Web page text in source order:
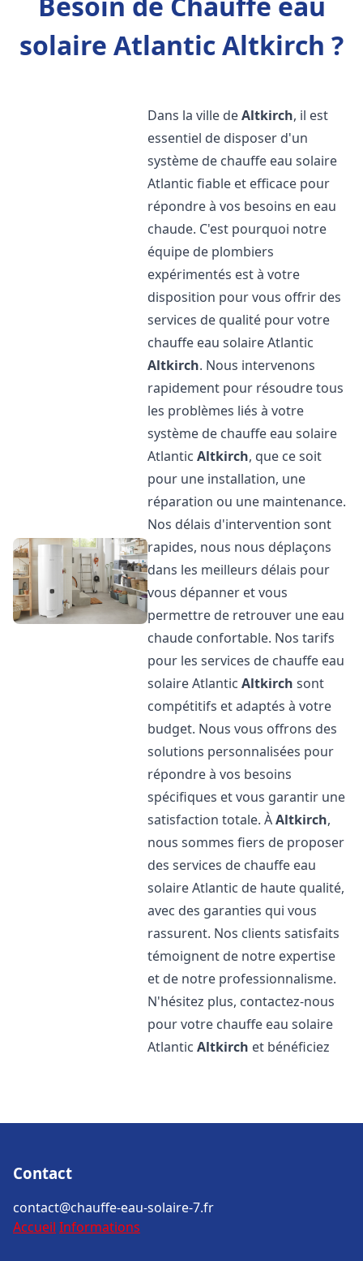
solaire Atlantic Altkirch ?
Dans la ville deAltkirch, il est
essentiel de disposer d'un
système de chauffe eau solaire
Atlantic fiable et efficace pour
répondre à vos besoins en eau
chaude. C'est pourquoi notre
équipe de plombiers
expérimentés est à votre
disposition pour vous offrir des
services de qualité pour votre
chauffe eau solaire Atlantic
Altkirch. Nous intervenons
rapidement pour résoudre tous
les problèmes liés à votre
système de chauffe eau solaire
AtlanticAltkirch, que ce soit
pour une installation, une
réparation ou une maintenance.
Nos délais d'intervention sont
rapides, nous nous déplaçons
dans les meilleurs délais pour
vous dépanner et vous
permettre de retrouver une eau
chaude confortable. Nos tarifs
pour les services de chauffe eau
solaire AtlanticAltkirch sont
compétitifs et adaptés à votre
budget. Nous vous offrons des
solutions personnalisées pour
répondre à vos besoins
spécifiques et vous garantir une
satisfaction totale. ÀAltkirch,
nous sommes fiers de proposer
des services de chauffe eau
solaire Atlantic de haute qualité,
avec des garanties qui vous
rassurent. Nos clients satisfaits
témoignent de notre expertise
et de notre professionnalisme.
N'hésitez plus, contactez-nous
pour votre chauffe eau solaire
AtlanticAltkirch et bénéficiez
Contact
contact@chauffe-eau-solaire-7.fr
Accueil Informations